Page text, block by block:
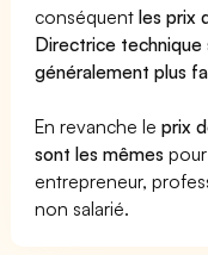
conséquentles prix
Directrice
généralement plus
En revanche leprix
sont les mêmes
entrepreneur,
non salarié.